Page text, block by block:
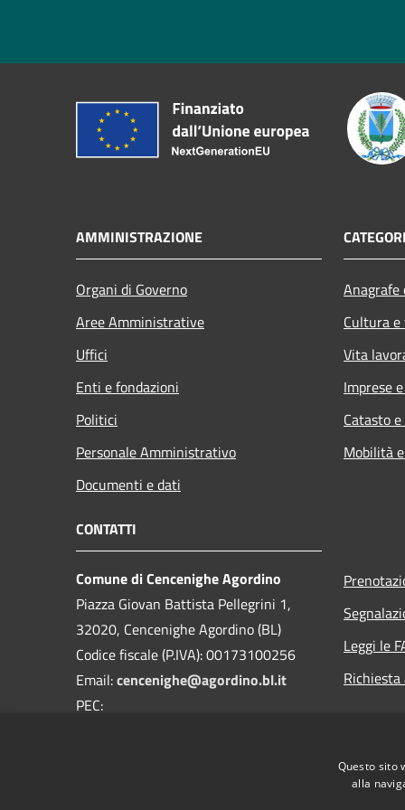
AMMINISTRAZIONE
Organi di Governo
Aree Amministrative
Uffici
Enti e fondazioni
Politici
Personale Amministrativo
Documenti e dati
Cultura
Vita
Imprese
Catasto
Mobilità
CONTATTI
Comune di Cencenighe Agordino
Piazza Giovan Battista Pellegrini 1,
32020, Cencenighe Agordino (BL)
Codice fiscale (P.IVA): 00173100256
Email:cencenighe@agordino.bl.it
PEC:
Leggi le
Questo sito
alla